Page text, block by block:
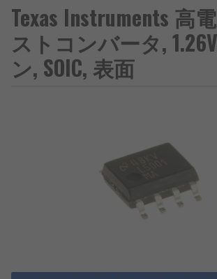
Texas Instruments 高
ストコンバータ,
ン, SOIC, 表面